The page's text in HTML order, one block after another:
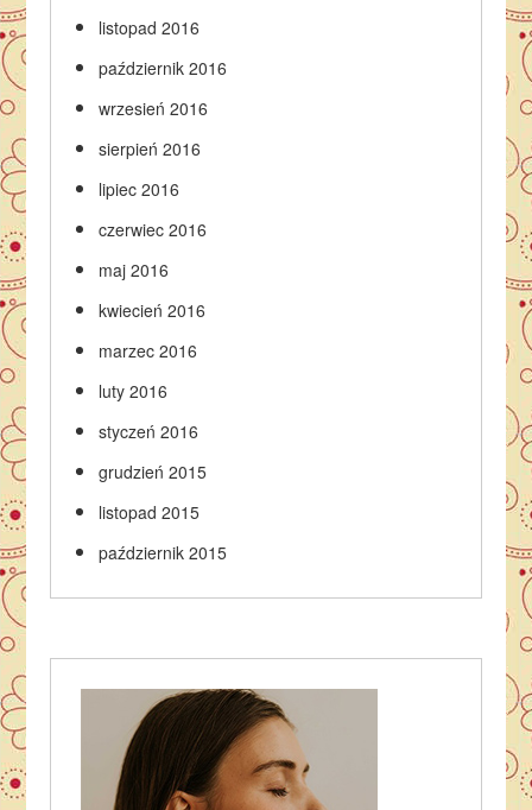
listopad 2016
październik 2016
wrzesień 2016
sierpień 2016
lipiec 2016
czerwiec 2016
maj 2016
kwiecień 2016
marzec 2016
luty 2016
styczeń 2016
grudzień 2015
listopad 2015
październik 2015